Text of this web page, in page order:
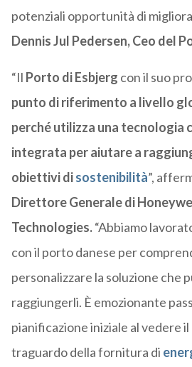
potenziali opportunità di
Dennis Jul Pedersen, Ceo del
“Il Porto di Esbjerg con il suo
punto di riferimento a livello
perché utilizza una tecnologia
integrata per aiutare a
obiettivi disostenibilità”,
Direttore Generale di
Technologies.“Abbiamo
con il porto danese per
personalizzare la soluzione che
raggiungerli. È emozionante
pianificazione iniziale al vedere
traguardo della fornitura di